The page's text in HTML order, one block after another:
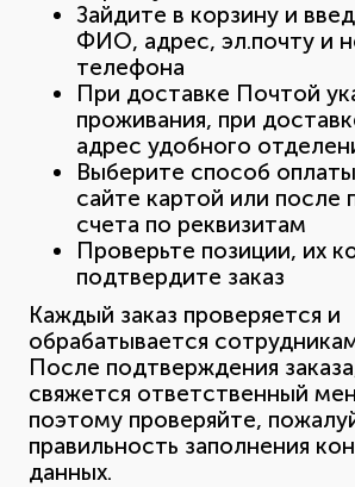
Зайдите в корзину и
ФИО, адрес, эл.почту и
телефона
При доставке Почтой
проживания, при
адрес удобного
Выберите способ
сайте картой или после
счета по реквизитам
Проверьте позиции, их
подтвердите заказ
Каждый заказ проверяется и
обрабатывается
После подтверждения
свяжется ответственный
поэтому проверяйте,
правильность заполнения
данных.